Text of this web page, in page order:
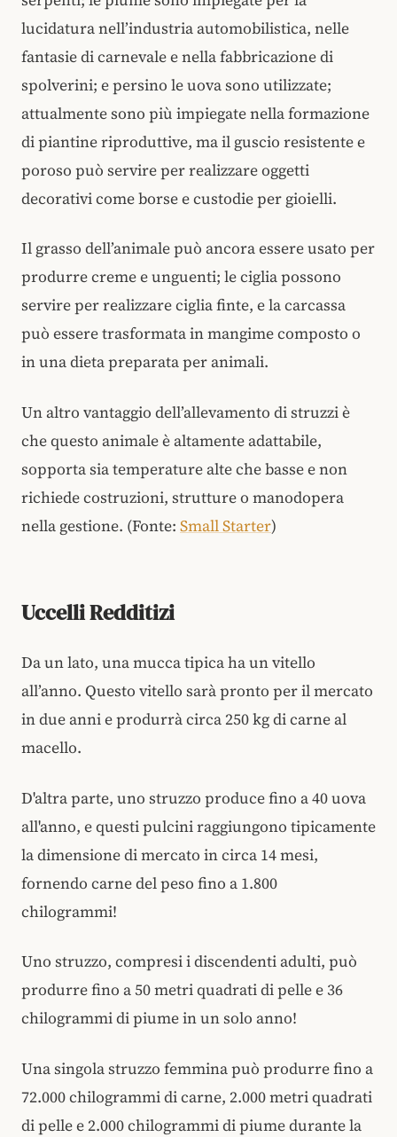
lucidatura nell’industria automobilistica, nelle
fantasie di carnevale e nella fabbricazione di
spolverini; e persino le uova sono utilizzate;
attualmente sono più impiegate nella formazione
di piantine riproduttive, ma il guscio resistente e
poroso può servire per realizzare oggetti
decorativi come borse e custodie per gioielli.
Il grasso dell’animale può ancora essere usato per
produrre creme e unguenti; le ciglia possono
servire per realizzare ciglia finte, e la carcassa
può essere trasformata in mangime composto o
in una dieta preparata per animali.
Un altro vantaggio dell’allevamento di struzzi è
che questo animale è altamente adattabile,
sopporta sia temperature alte che basse e non
richiede costruzioni, strutture o manodopera
nella gestione. (Fonte: Small Starter)
Uccelli Redditizi
Da un lato, una mucca tipica ha un vitello
all’anno. Questo vitello sarà pronto per il mercato
in due anni e produrrà circa 250 kg di carne al
macello.
D'altra parte, uno struzzo produce fino a 40 uova
all'anno, e questi pulcini raggiungono tipicamente
la dimensione di mercato in circa 14 mesi,
fornendo carne del peso fino a 1.800
chilogrammi!
Uno struzzo, compresi i discendenti adulti, può
produrre fino a 50 metri quadrati di pelle e 36
chilogrammi di piume in un solo anno!
Una singola struzzo femmina può produrre fino a
72.000 chilogrammi di carne, 2.000 metri quadrati
di pelle e 2.000 chilogrammi di piume durante la